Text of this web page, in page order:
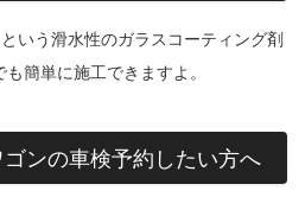
という滑水性のガラスコーティング剤
簡単に施工できますよ。
ンの車検予約したい方へ